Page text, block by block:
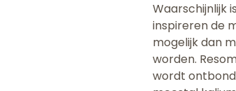
Waarschijnlijk
inspireren de
mogelijk dan
worden.
wordt